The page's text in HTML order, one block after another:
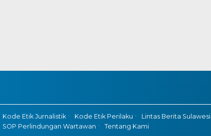
Kode Etik Jurnalistik Kode Etik Perilaku Lintas Berita Sulawesi
SOP Perlindungan Wartawan
Tentang Kami